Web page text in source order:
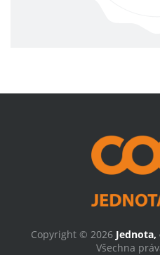
Copyright © 2026
Všechna